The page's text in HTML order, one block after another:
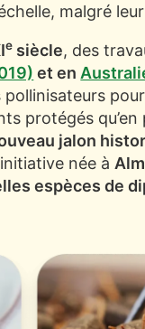
malgré
e siècle, des
et en
protégés
jalon
initiative née à
espèces de